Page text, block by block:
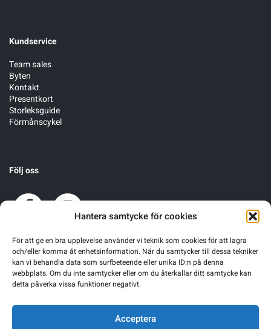
Hantera samtycke för cookies
För att ge en bra upplevelse använder vi teknik som cookies för att lagra
och/eller komma åt enhetsinformation. När du samtycker till dessa tekniker
kan vi behandla data som surfbeteende eller unika ID:n på denna
webbplats. Om du inte samtycker eller om du återkallar ditt samtycke kan
detta påverka vissa funktioner negativt.
Acceptera
Kundservice
Team sales
Byten
Kontakt
Presentkort
Storleksguide
Förmånscykel
Följ oss